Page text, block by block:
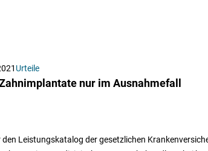
Urteile
nur im Ausnahmefall
Leistungskatalog der gesetzlichen